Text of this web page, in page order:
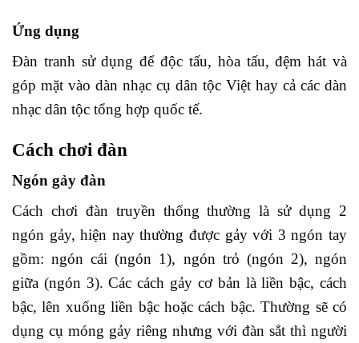
Ứng dụng
Đàn tranh sử dụng để độc tấu, hòa tấu, đệm hát và
góp mặt vào dàn nhạc cụ dân tộc Việt hay cả các dàn
nhạc dân tộc tổng hợp quốc tế.
Cách chơi đàn
Ngón gảy đàn
Cách chơi đàn truyền thống thường là sử dụng 2
ngón gảy, hiện nay thường được gảy với 3 ngón tay
gồm: ngón cái (ngón 1), ngón trỏ (ngón 2), ngón
giữa (ngón 3). Các cách gảy cơ bản là liền bậc, cách
bậc, lên xuống liền bậc hoặc cách bậc. Thường sẽ có
dụng cụ móng gảy riêng nhưng với đàn sắt thì người